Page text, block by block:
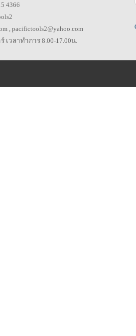
4366
, pacifictools2@yahoo.com
เวลาทำการ 8.00-17.00น.